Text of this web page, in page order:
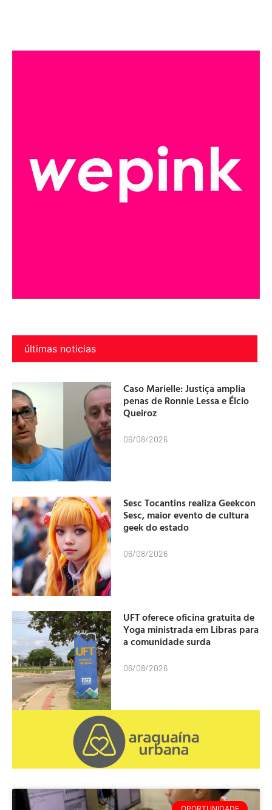
últimas noticias
Caso Marielle: Justiça amplia
penas de Ronnie Lessa e Élcio
Queiroz
06/08/2026
Sesc Tocantins realiza Geekcon
Sesc, maior evento de cultura
geek do estado
06/08/2026
UFT oferece oficina gratuita de
Yoga ministrada em Libras para
a comunidade surda
06/08/2026